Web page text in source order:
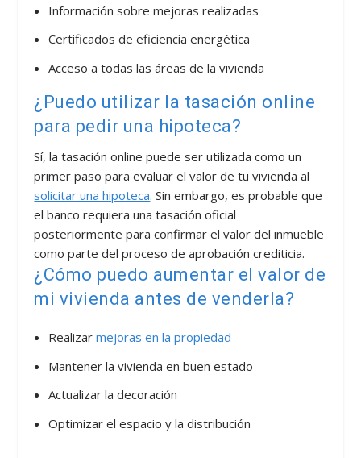
Información sobre mejoras realizadas
Certificados de eficiencia energética
Acceso a todas las áreas de la vivienda
¿Puedo utilizar la tasación online
para pedir una hipoteca?
Sí, la tasación online puede ser utilizada como un
primer paso para evaluar el valor de tu vivienda al
solicitar una hipoteca. Sin embargo, es probable que
el banco requiera una tasación oficial
posteriormente para confirmar el valor del inmueble
como parte del proceso de aprobación crediticia.
¿Cómo puedo aumentar el valor de
mi vivienda antes de venderla?
Realizar mejoras en la propiedad
Mantener la vivienda en buen estado
Actualizar la decoración
Optimizar el espacio y la distribución